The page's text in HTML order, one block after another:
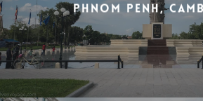
Phnom Penh,